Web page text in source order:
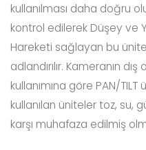
kullanılması daha doğru
kontrol edilerek Düşey ve
Hareketi sağlayan bu
adlandırılır. Kameranın
kullanımına göre PAN/
kullanılan üniteler toz, su,
karşı muhafaza edilmiş